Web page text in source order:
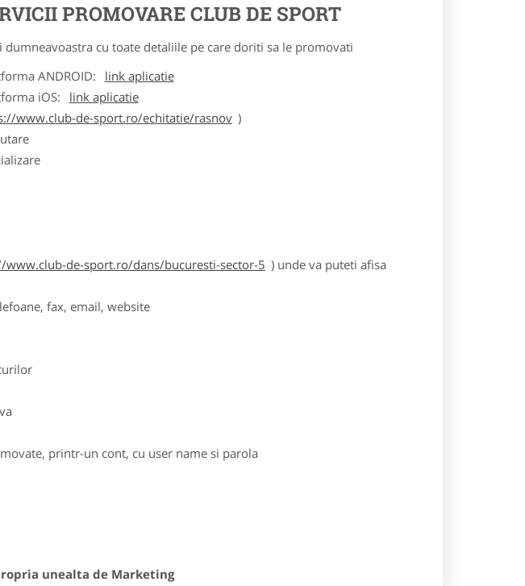
PROMOVARE CLUB DE SPORT
cu toate detaliile pe care doriti sa le promovati
ANDROID:
link aplicatie
iOS:
link aplicatie
www.club-de-sport.ro/echitatie/rasnov )
www.club-de-sport.ro/dans/bucuresti-sector-5 ) unde va puteti afisa
fax, email, website
printr-un cont, cu user name si parola
unealta de Marketing